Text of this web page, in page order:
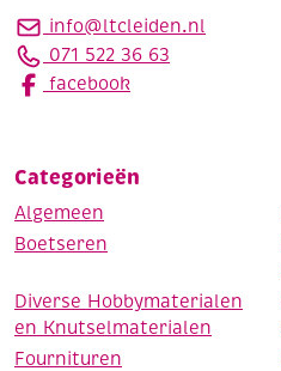
info@ltcleiden.nl
071 522 36 63
facebook
Categorieën
Algemeen
Boetseren
Diverse Hobbymaterialen
en Knutselmaterialen
Fournituren